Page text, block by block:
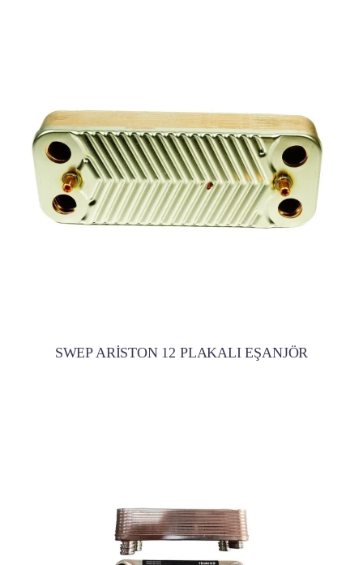
SWEP ARİSTON 12 PLAKALI EŞANJÖR